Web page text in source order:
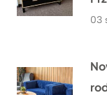
03